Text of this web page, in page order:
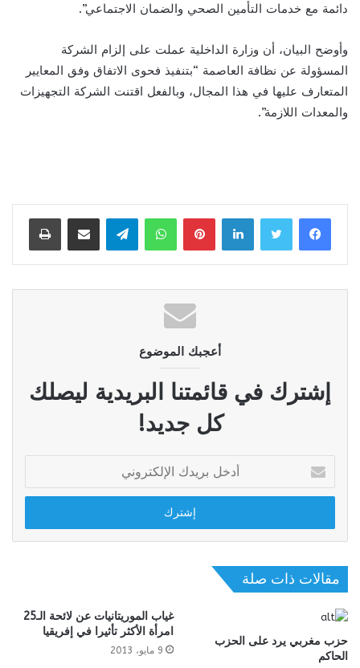
دائمة مع خدمات التأمين الصحي والضمان الاجتماعي”.
وأوضح البيان، أن وزارة الداخلية عملت على إلزام الشركة
المسؤولة عن نظافة العاصمة “بتنفيذ فحوى الاتفاق وفق المعايير
المتعارف عليها في هذا المجال، وبالفعل اقتنت الشركة التجهيزات
والمعدات اللازمة”.
لينكدإن بينتيريستواتساب تيلقرام مشاركة عبر البريد طباعة
أعجبك الموضوع
إشترك في قائمتنا البريدية ليصلك
كل جديد!
بريدك
الإلكتروني
مقالات ذات صلة
حزب مغربي يرد على الحزب
الحاكم
غياب الموريتانيات عن لائحة الـ25
امرأة الأكثر تأثيرا في إفريقيا
9 مايو، 2013